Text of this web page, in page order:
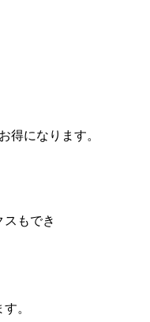
得になります。
もでき
。